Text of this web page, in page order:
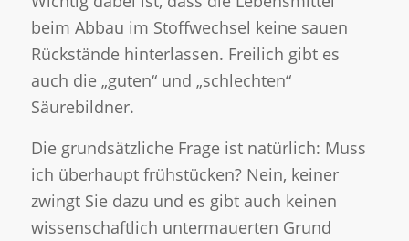
beim Abbau im Stoffwechsel keine sauen
Rückstände hinterlassen. Freilich gibt es
auch die „guten“ und „schlechten“
Säurebildner.
Die grundsätzliche Frage ist natürlich: Muss
ich überhaupt frühstücken? Nein, keiner
zwingt Sie dazu und es gibt auch keinen
wissenschaftlich untermauerten Grund